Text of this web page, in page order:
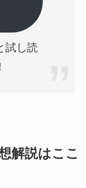
試し読
解説はここ